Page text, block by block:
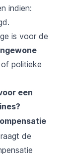
indien:
is voor de
politieke
een
de